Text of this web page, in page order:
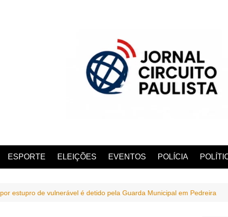
ESPORTE ELEIÇÕES EVENTOS POLÍCIA
estupro de vulnerável é detido pela Guarda Municipal em Pedreira